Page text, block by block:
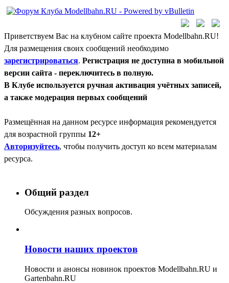
Приветствуем Вас на клубном сайте проекта Modellbahn.RU!
Для размещения своих сообщений необходимо
зарегистрироваться. Регистрация не доступна в мобильной
версии сайта - переключитесь в полную.
В Клубе используется ручная активация учётных записей,
а также модерация первых сообщений
Размещённая на данном ресурсе информация рекомендуется
для возрастной группы 12+
Авторизуйтесь, чтобы получить доступ ко всем материалам
ресурса.
Общий раздел
Обсуждения разных вопросов.
Новости наших проектов
Новости и анонсы новинок проектов Modellbahn.RU и
Gartenbahn.RU